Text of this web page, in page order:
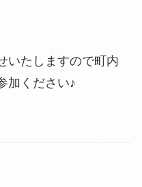
いたしますので町内
加ください♪